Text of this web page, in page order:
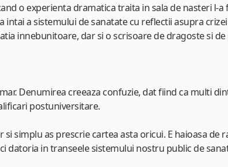
o experienta dramatica traita in sala de nasteri
a sistemului de sanatate cu reflectii asupra
innebunitoare, dar si o scrisoare de dragoste si
Denumirea creeaza confuzie, dat fiind ca multi
postuniversitare.
simplu as prescrie cartea asta oricui. E haioasa
datoria in transeele sistemului nostru public de